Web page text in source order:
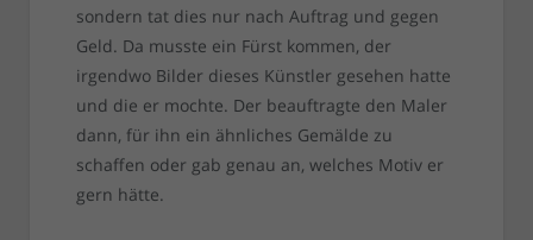
sondern tat dies nur nach Auftrag und gegen
Geld. Da musste ein Fürst kommen, der
irgendwo Bilder dieses Künstler gesehen hatte
und die er mochte. Der beauftragte den Maler
dann, für ihn ein ähnliches Gemälde zu
schaffen oder gab genau an, welches Motiv er
gern hätte.